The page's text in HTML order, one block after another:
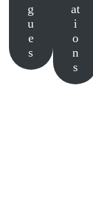
g
u
e
s
at
i
o
n
s